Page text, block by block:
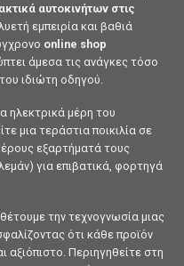
αυτοκινήτων στις
εμπειρία και βαθιά
online shop
άμεσα τις ανάγκες τόσο
ιδιώτη οδηγού.
ηλεκτρικά μέρη του
μια τεράστια ποικιλία σε
εξαρτήματά τους
για επιβατικά, φορτηγά
την τεχνογνωσία μιας
ότι κάθε προϊόν
αξιόπιστο. Περιηγηθείτε στη